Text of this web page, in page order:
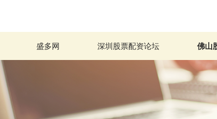
盛多网 深圳股票配资论坛 佛山